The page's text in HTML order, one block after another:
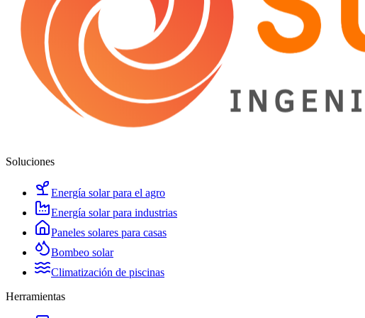
Soluciones
Energía solar para el agro
Energía solar para industrias
Paneles solares para casas
Bombeo solar
Climatización de piscinas
Herramientas